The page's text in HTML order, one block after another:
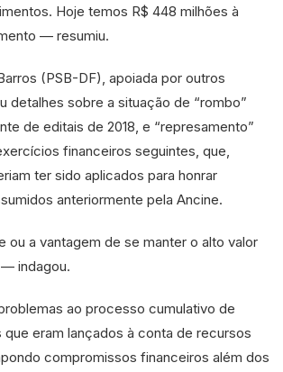
Hoje temos R$ 448 milhões à
— resumiu.
(PSB-DF), apoiada por outros
detalhes sobre a situação de “rombo”
de editais de 2018, e “represamento”
financeiros seguintes, que,
ter sido aplicados para honrar
anteriormente pela Ancine.
ou a vantagem de se manter o alto valor
indagou.
ao processo cumulativo de
que eram lançados à conta de recursos
compromissos financeiros além dos